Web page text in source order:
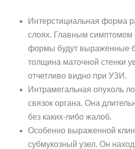
Интерстициальная форма
слоях. Главным симптомом
формы будут выраженные
толщина маточной стенки
отчетливо видно при УЗИ.
Интрамегальная опухоль
связок органа. Она
без каких-либо жалоб.
Особенно выраженной
субмукозный узел. Он